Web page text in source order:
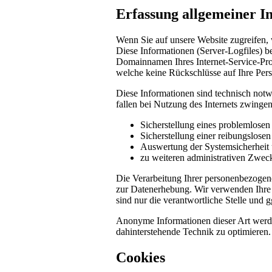
Erfassung allgemeiner
Wenn Sie auf unsere Website
Diese Informationen (Server-Logfiles)
Domainnamen Ihres Internet-Service-
welche keine Rückschlüsse auf Ihre
Diese Informationen sind technisch
fallen bei Nutzung des Internets
Sicherstellung eines
Sicherstellung einer
Auswertung der
zu weiteren administrativen
Die Verarbeitung Ihrer
zur Datenerhebung. Wir verwenden
sind nur die verantwortliche Stelle und
Anonyme Informationen dieser Art
dahinterstehende Technik zu optimieren.
Cookies